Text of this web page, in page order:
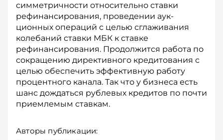
симметричности относительно ставки
рефинансирования, проведении аук­
ционных операций с целью сглаживания
колебаний ставки МБК к ставке
рефинансирования. Продолжится работа по
сокращению директивного кредитования с
целью обес­печить эффективную работу
процентного канала. Так что у бизнеса есть
шанс дождаться рублевых кредитов по почти
приемлемым став­кам.
Авторы публикации: